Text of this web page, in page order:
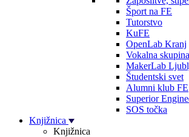
Šport na FE
Tutorstvo
KuFE
OpenLab Kranj
Vokalna skupina
MakerLab
Študentski svet
Alumni klub FE
Superior
SOS točka
Knjižnica
Knjižnica